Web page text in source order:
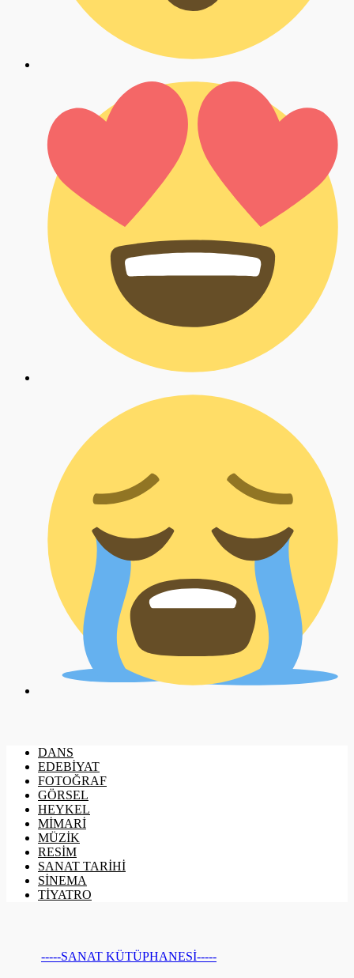
DANS
EDEBİYAT
FOTOĞRAF
GÖRSEL
HEYKEL
MİMARİ
MÜZİK
RESİM
SANAT TARİHİ
SİNEMA
TİYATRO
-----SANAT KÜTÜPHANESİ-----